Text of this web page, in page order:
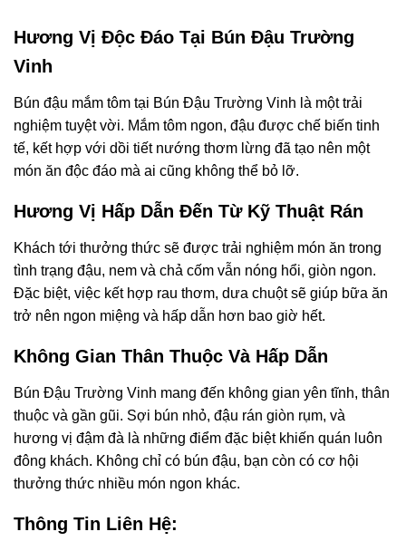
Hương Vị Độc Đáo Tại Bún Đậu Trường
Vinh
Bún đậu mắm tôm tại Bún Đậu Trường Vinh là một trải
nghiệm tuyệt vời. Mắm tôm ngon, đậu được chế biến tinh
tế, kết hợp với dồi tiết nướng thơm lừng đã tạo nên một
món ăn độc đáo mà ai cũng không thể bỏ lỡ.
Hương Vị Hấp Dẫn Đến Từ Kỹ Thuật Rán
Khách tới thưởng thức sẽ được trải nghiệm món ăn trong
tình trạng đậu, nem và chả cốm vẫn nóng hổi, giòn ngon.
Đặc biệt, việc kết hợp rau thơm, dưa chuột sẽ giúp bữa ăn
trở nên ngon miệng và hấp dẫn hơn bao giờ hết.
Không Gian Thân Thuộc Và Hấp Dẫn
Bún Đậu Trường Vinh mang đến không gian yên tĩnh, thân
thuộc và gần gũi. Sợi bún nhỏ, đậu rán giòn rụm, và
hương vị đậm đà là những điểm đặc biệt khiến quán luôn
đông khách. Không chỉ có bún đậu, bạn còn có cơ hội
thưởng thức nhiều món ngon khác.
Thông Tin Liên Hệ: